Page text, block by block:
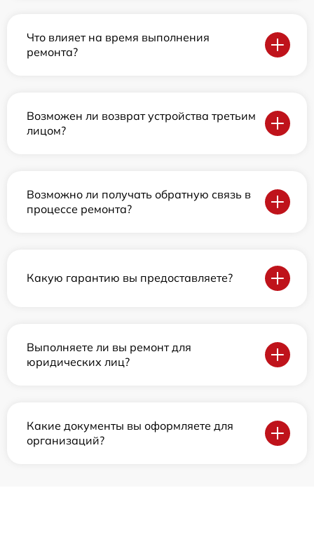
Что влияет на время выполнения
ремонта?
Возможен ли возврат устройства третьим
лицом?
Возможно ли получать обратную связь в
процессе ремонта?
Какую гарантию вы предоставляете?
Выполняете ли вы ремонт для
юридических лиц?
Какие документы вы оформляете для
организаций?